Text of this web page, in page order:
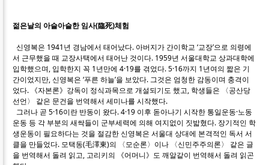
젊은날의 아슬아슬한 임사(臨死)체험
신영복은 1941년 경남에서 태어났다. 아버지가 간이학교 ‘교장’으로 의령에
서 근무했을 때 교장사택에서 태어난 것이다. 1959년 서울대학교 상과대학에
입학했으며, 입학한지 꼭 1년만에 4·19를 겪었다. 5·16까지 1년여의 짧은 기
간이었지만, 신영복은 ‘푸른 하늘’을 보았다. 그것은 엄청한 감동이며 충격이
었다. 《자본론》강독이 정식과목으로 개설되기도 했고, 학생들은 〈공산당
선언〉 같은 문건을 번역해서 세미나를 시작했다.
그러나 곧 5·16이란 반동이 왔다. 4·19 이후 돋아나기 시작한 통일운동·노동
운동 등 각 부분의 새싹들이 군부세력에 의해 여지없이 짓밟혔다. 장기적인 학
생운동이 필요하다는 것을 절감한 신영복은 서울대 상대에 본격적인 독서 서
클을 만들었다. 모택동(毛澤東)의 〈모순론〉이나 〈신민주주의론〉 같은 글
을 번역해서 돌려 읽고, 고리키의 《어머니》도 깨알같이 번역해서 돌려 읽곤